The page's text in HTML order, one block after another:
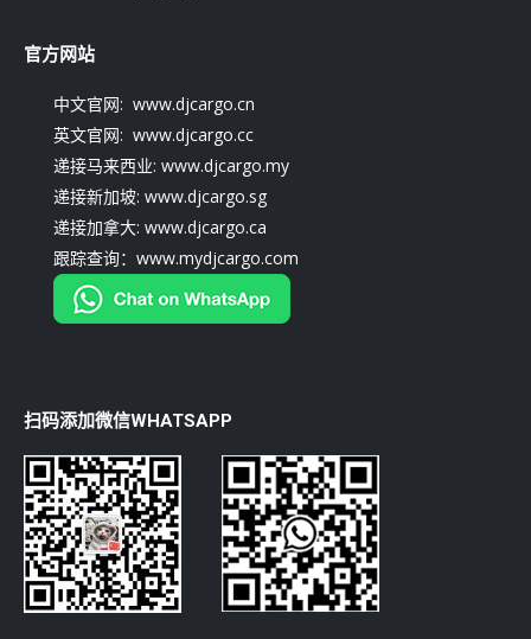
官方网站
中文官网: www.djcargo.cn
英文官网: www.djcargo.cc
递接马来西业: www.djcargo.my
递接新加坡: www.djcargo.sg
递接加拿大: www.djcargo.ca
跟踪查询：www.mydjcargo.com
扫码添加微信WHATSAPP